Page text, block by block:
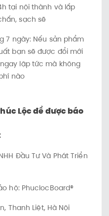
tại nội thành và lắp
sạch sẽ
7 ngày: Nếu sản phẩm
bạn sẽ được đổi mới
lập tức mà không
nào
Lộc để được báo
Đầu Tư Và Phát Triển
hộ: PhuclocBoard®
Thanh Liệt, Hà Nội